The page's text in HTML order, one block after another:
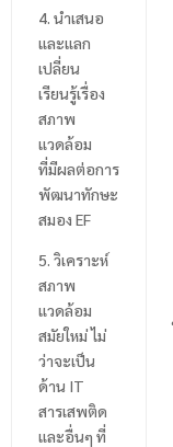
4. นำเสนอ
และแลก
เปลี่ยน
เรียนรู้เรื่อง
สภาพ
แวดล้อม
ที่มีผลต่อการ
พัฒนาทักษะ
สมอง EF
5. วิเคราะห์
สภาพ
แวดล้อม
สมัยใหม่ ไม่
ว่าจะเป็น
ด้าน IT
สารเสพติด
และอื่นๆ ที่